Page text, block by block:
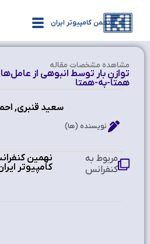
انجمن کامپیوتر ایران
مشاهده‌ مشخصات مقاله
توازن بار توسط انبوهی از
همتا-به-همتا
سعید قنبری,
نویسنده (ها)
نهمین
کامپیوتر
مربوط به
کنفرانس